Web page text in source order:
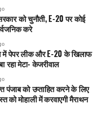
को चुनौती, E-20 पर कोई
करे
में पेपर लीक और E-20 के खिलाफ
रहा मेटा- केजरीवाल
को उप्ताहित करने के लिए
को मोहाली में करवाएगी मैराथन